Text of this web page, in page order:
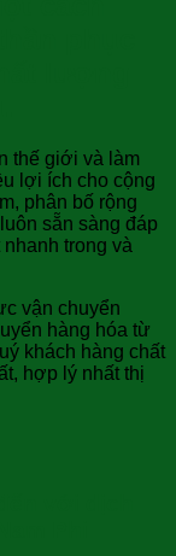
thế giới và làm
lợi ích cho cộng
phân bố rộng
sẵn sàng đáp
trong và
vận chuyển
hàng hóa từ
khách hàng chất
hợp lý nhất thị